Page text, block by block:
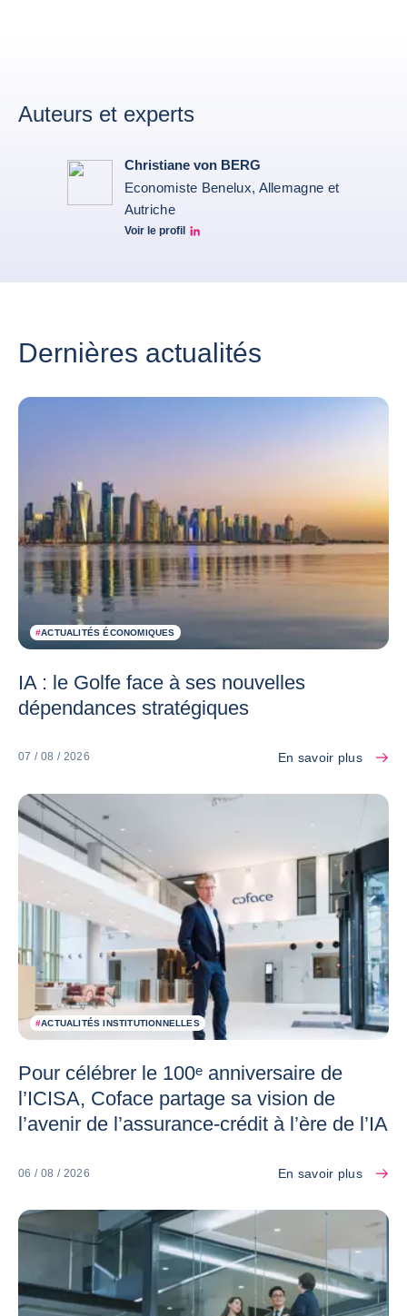
Auteurs et experts
Christiane von BERG
Economiste Benelux, Allemagne et
Autriche
Voir le profil
Christiane von berg linkedin
Dernières actualités
#ACTUALITÉS ÉCONOMIQUES
IA : le Golfe face à ses nouvelles
dépendances stratégiques
07 / 08 / 2026 En savoir plus
#ACTUALITÉS INSTITUTIONNELLES
Pour célébrer le 100ᵉ anniversaire de
l’ICISA, Coface partage sa vision de
l’avenir de l’assurance-crédit à l’ère de l’IA
06 / 08 / 2026 En savoir plus